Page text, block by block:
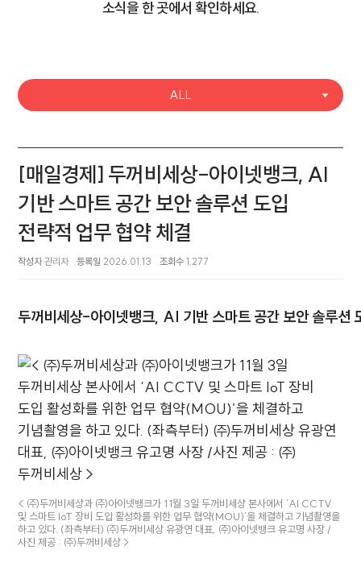
소식을 한 곳에서 확인하세요.
ALL
[매일경제] 두꺼비세상-아이넷뱅크, AI
기반 스마트 공간 보안 솔루션 도입
전략적 업무 협약 체결
작성자 관리자 등록일 2026.01.13 조회수 1,277
두꺼비세상-아이넷뱅크, AI 기반 스마트 공간 보안 솔루션
< ㈜두꺼비세상과 ㈜아이넷뱅크가 11월 3일 두꺼비세상 본사에서 ‘AI CCTV
및 스마트 IoT 장비 도입 활성화를 위한 업무 협약(MOU)’을 체결하고 기념촬영을
하고 있다. (좌측부터) ㈜두꺼비세상 유광연 대표, ㈜아이넷뱅크 유고명 사장 /
사진 제공 : ㈜두꺼비세상 >